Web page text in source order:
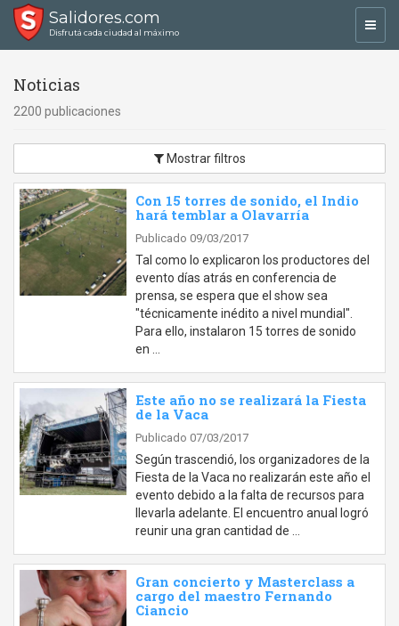
Salidores.com
Disfrutá cada ciudad al máximo
Noticias
2200 publicaciones
Mostrar filtros
Con 15 torres de sonido, el Indio
hará temblar a Olavarría
Publicado 09/03/2017
Tal como lo explicaron los productores del
evento días atrás en conferencia de
prensa, se espera que el show sea
"técnicamente inédito a nivel mundial".
Para ello, instalaron 15 torres de sonido
en …
Este año no se realizará la Fiesta
de la Vaca
Publicado 07/03/2017
Según trascendió, los organizadores de la
Fiesta de la Vaca no realizarán este año el
evento debido a la falta de recursos para
llevarla adelante. El encuentro anual logró
reunir una gran cantidad de …
Gran concierto y Masterclass a
cargo del maestro Fernando
Ciancio